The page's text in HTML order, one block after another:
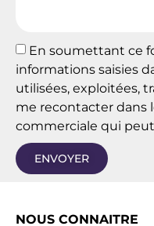
En soumettant ce
informations saisies
utilisées, exploitées,
me recontacter dans
commerciale qui
ENVOYER
NOUS CONNAITRE